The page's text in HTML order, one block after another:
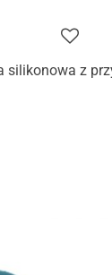
silikonowa z